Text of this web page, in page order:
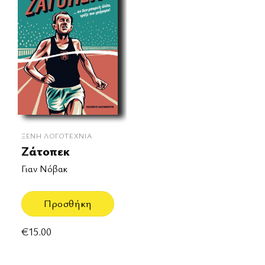
ΞΈΝΗ ΛΟΓΟΤΕΧΝΊΑ
Ζάτοπεκ
Γιαν Νόβακ
Προσθήκη
€15.00